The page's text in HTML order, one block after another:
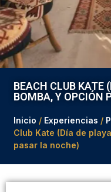
BEACH CLUB KATE
BOMBA, Y OPCIÓN
Inicio / Experiencias /
Club Kate (Día de
pasar la noche)